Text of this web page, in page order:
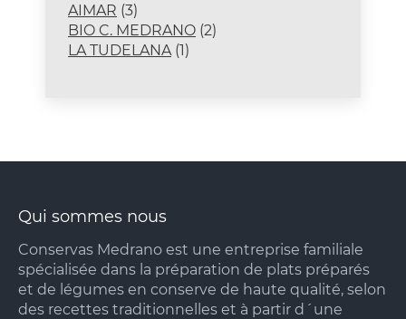
AIMAR 33
produits
BIO C. MEDRANO 22
LA TUDELANA 11
Qui sommes nous
Conservas Medrano est une entreprise familiale
spécialisée dans la préparation de plats préparés
et de légumes en conserve de haute qualité, selon
des recettes traditionnelles et à partir d´une